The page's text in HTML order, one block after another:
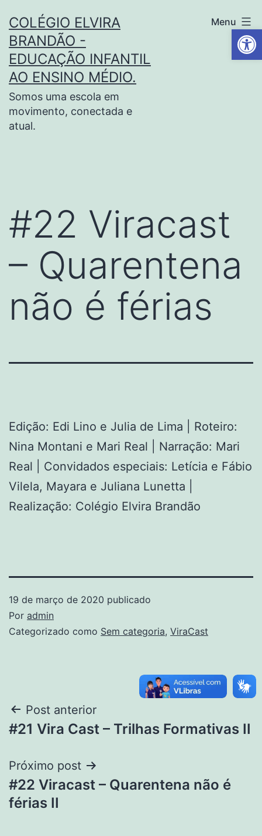
Barra de
COLÉGIO ELVIRA
BRANDÃO -
EDUCAÇÃO INFANTIL
AO ENSINO MÉDIO.
Somos uma escola em
movimento, conectada e
atual.
Menu
#22 Viracast
– Quarentena
não é férias
Edição: Edi Lino e Julia de Lima | Roteiro:
Nina Montani e Mari Real | Narração: Mari
Real | Convidados especiais: Letícia e Fábio
Vilela, Mayara e Juliana Lunetta |
Realização: Colégio Elvira Brandão
19 de março de 2020 publicado
Por admin
Categorizado como Sem categoria, ViraCast
Post anterior
#21 Vira Cast – Trilhas Formativas II
Próximo post
#22 Viracast – Quarentena não é
férias II